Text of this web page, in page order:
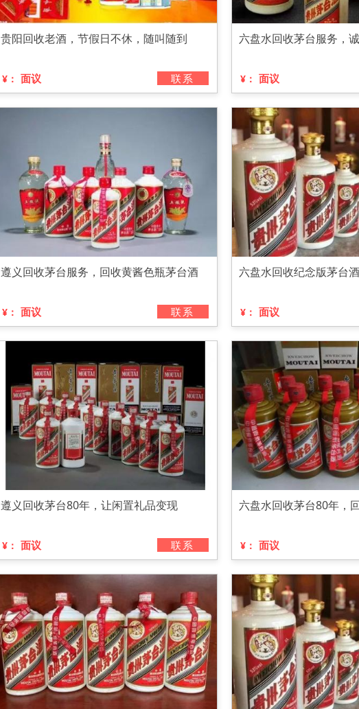
贵阳回收老酒，节假日不休，随叫随到
¥： 面议 联系
六盘水回收茅台服务，
¥： 面议
遵义回收茅台服务，回收黄酱色瓶茅台酒
¥： 面议 联系
六盘水回收纪念版茅台
¥： 面议
遵义回收茅台80年，让闲置礼品变现
¥： 面议 联系
六盘水回收茅台80年，
¥： 面议